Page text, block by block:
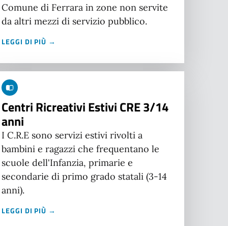
Comune di Ferrara in zone non servite
da altri mezzi di servizio pubblico.
LEGGI DI PIÙ →
Centri Ricreativi Estivi CRE 3/14
anni
I C.R.E sono servizi estivi rivolti a
bambini e ragazzi che frequentano le
scuole dell'Infanzia, primarie e
secondarie di primo grado statali (3-14
anni).
LEGGI DI PIÙ →